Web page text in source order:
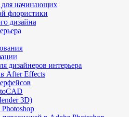
начинающих
флористики
дизайна
дизайнеров интерьера
After Effects
3D)